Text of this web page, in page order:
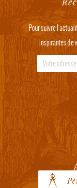
Pour suivre
inspirantes de